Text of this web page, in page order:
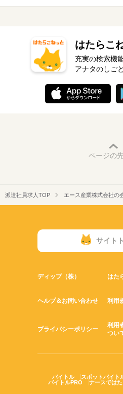
はたらこ
充実の検索機
アナタのしご
ページの
派遣社員求人TOP エース産業株式会社の
サイト
ディップ（株） はた
ヘルプ＆お問い合わせ 利用
プライバシーポリシー
利用
つい
バイトル スポットバイト
バイトルPRO
ナースではた